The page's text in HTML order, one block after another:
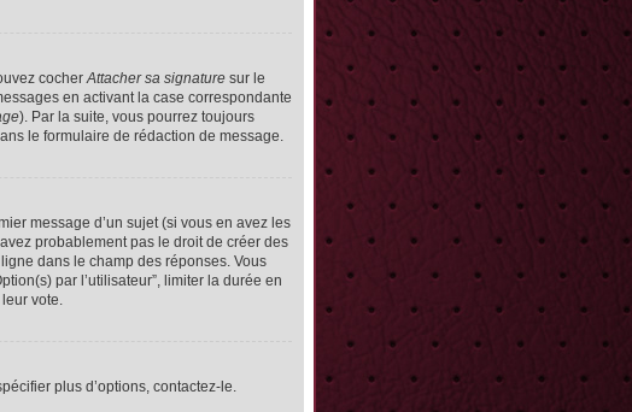
cocherAttacher sa signature sur le
en activant la case correspondante
). Par la suite, vous pourrez toujours
le formulaire de rédaction de message.
message d’un sujet (si vous en avez les
probablement pas le droit de créer des
dans le champ des réponses. Vous
par l’utilisateur”, limiter la durée en
vote.
plus d’options, contactez-le.